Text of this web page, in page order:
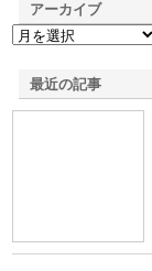
アーカイブ
最近の記事